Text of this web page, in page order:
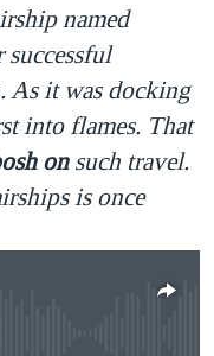
named
As it was docking
into flames. That
onsuch travel.
is once
available